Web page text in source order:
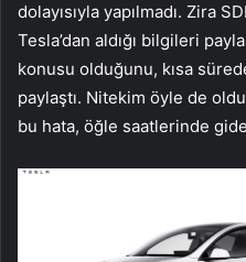
dolayısıyla yapılmadı. Zira
Tesla’dan aldığı bilgileri
konusu olduğunu, kısa
paylaştı. Nitekim öyle de
bu hata, öğle saatlerinde